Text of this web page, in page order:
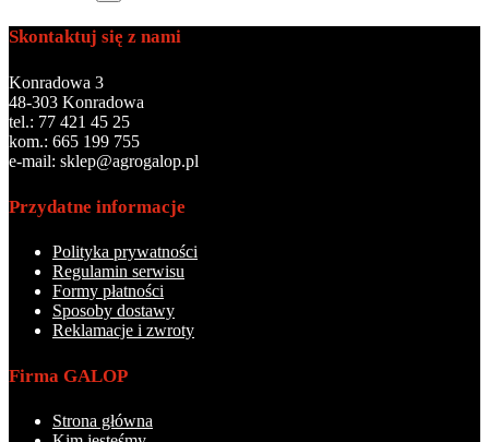
Skontaktuj się z nami
Konradowa 3
48-303 Konradowa
tel.: 77 421 45 25
kom.: 665 199 755
e-mail: sklep@agrogalop.pl
Przydatne informacje
Polityka prywatności
Regulamin serwisu
Formy płatności
Sposoby dostawy
Reklamacje i zwroty
Firma GALOP
Strona główna